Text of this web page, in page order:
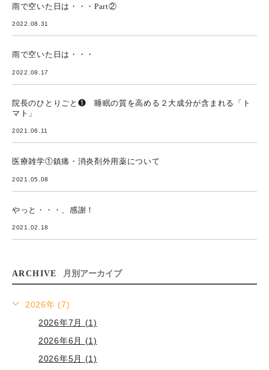
雨で空いた日は・・・Part②
2022.08.31
雨で空いた日は・・・
2022.08.17
院長のひとりごと❶ 睡眠の質を高める２大成分が含まれる「ト
マト」
2021.06.11
医療雑学①鎮痛・消炎剤外用薬について
2021.05.08
やっと・・・、感謝！
2021.02.18
ARCHIVE 月別アーカイブ
2026年 (7)
2026年7月 (1)
2026年6月 (1)
2026年5月 (1)